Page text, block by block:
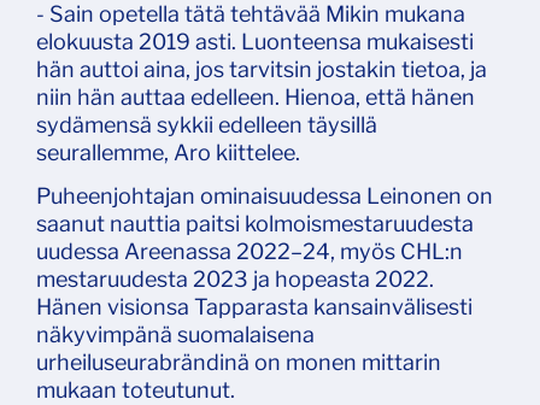
- Sain opetella tätä tehtävää Mikin mukana
elokuusta 2019 asti. Luonteensa mukaisesti
hän auttoi aina, jos tarvitsin jostakin tietoa, ja
niin hän auttaa edelleen. Hienoa, että hänen
sydämensä sykkii edelleen täysillä
seurallemme, Aro kiittelee.
Puheenjohtajan ominaisuudessa Leinonen on
saanut nauttia paitsi kolmoismestaruudesta
uudessa Areenassa 2022–24, myös CHL:n
mestaruudesta 2023 ja hopeasta 2022.
Hänen visionsa Tapparasta kansainvälisesti
näkyvimpänä suomalaisena
urheiluseurabrändinä on monen mittarin
mukaan toteutunut.